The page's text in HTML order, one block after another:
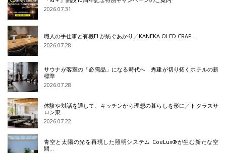
2026.07.31
職人の手仕事と有機ELが紡ぐあかり／KANEKA OLED CRAF…
2026.07.28
サウナが客室の「必需品」になる時代へ 秀建が切り拓くホテルの新
標準
2026.07.28
体験や対話を通して、キッチンから理想の暮らしを形に／トクラスサ
ロン東…
2026.07.22
青空と太陽の光を再現した照明システム CoeLux®が生む新たな空
間…